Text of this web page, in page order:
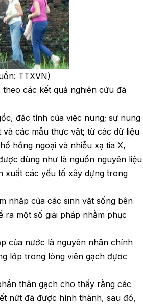
TTXVN)
các kết quả nghiên cứu đã
đặc tính của việc nung; sự nung
các mẫu thực vật; từ các dữ liệu
hồng ngoại và nhiễu xạ tia X,
dùng như là nguồn nguyên liệu
xuất các yếu tố xây dựng trong
nhập của các sinh vật sống bên
một số giải pháp nhằm phục
của nước là nguyên nhân chính
lớp trong lòng viên gạch đựơc
thân gạch cho thấy rằng các
nứt đã được hình thành, sau đó,